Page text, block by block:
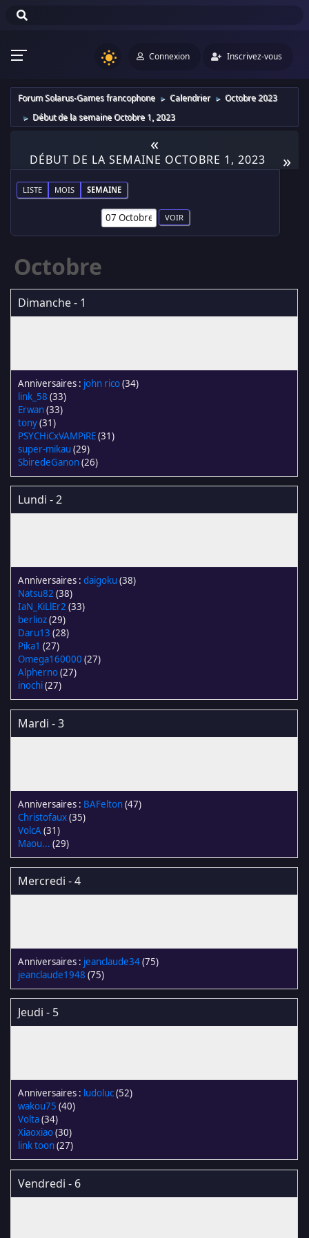
Connexion Inscrivez-vous
Forum Solarus-Games francophone ► Calendrier ► Octobre 2023
► Début de la semaine Octobre 1, 2023
«
»
DÉBUT DE LA SEMAINE OCTOBRE 1, 2023
LISTE MOIS SEMAINE
Octobre
Dimanche - 1
john rico(34)
link_58 (33)
Erwan(33)
tony(31)
PSYCHiCxVAMPiRE(31)
super-mikau (29)
SbiredeGanon(26)
Lundi - 2
daigoku (38)
Natsu82 (38)
IaN_KiLlEr2 (33)
berlioz(29)
Daru13 (28)
Pika1 (27)
Omega160000 (27)
Alpherno(27)
inochi(27)
Mardi - 3
BAFelton(47)
Christofaux(35)
VolcA(31)
Maou... (29)
Mercredi - 4
jeanclaude34(75)
jeanclaude1948 (75)
Jeudi - 5
ludoluc(52)
wakou75 (40)
Volta(34)
Xiaoxiao(30)
link toon(27)
Vendredi - 6